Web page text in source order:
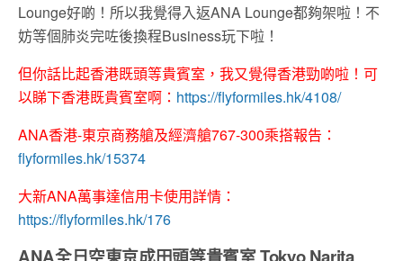
Lounge好啲！所以我覺得入返ANA Lounge都夠架啦！不
妨等個肺炎完咗後換程Business玩下啦！
但你話比起香港既頭等貴賓室，我又覺得香港勁啲啦！可
以睇下香港既貴賓室啊： https://flyformiles.hk/4108/
ANA香港-東京商務艙及經濟艙767-300乘搭報告：
flyformiles.hk/15374
大新ANA萬事達信用卡使用詳情：
https://flyformiles.hk/176
ANA全日空東京成田頭等貴賓室 Tokyo Narita